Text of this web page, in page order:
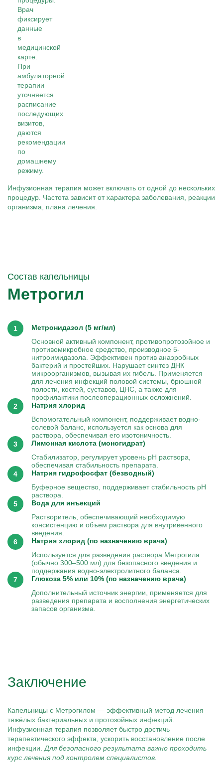
Врач
фиксирует
данные
в
медицинской
карте.
При
амбулаторной
терапии
уточняется
расписание
последующих
визитов,
даются
рекомендации
по
домашнему
режиму.
Инфузионная терапия может включать от одной до нескольких
процедур. Частота зависит от характера заболевания, реакции
организма, плана лечения.
Состав капельницы
Метрогил
Метронидазол (5 мг/мл)
Основной активный компонент, противопротозойное и
противомикробное средство, производное 5-
нитроимидазола. Эффективен против анаэробных
бактерий и простейших. Нарушает синтез ДНК
микроорганизмов, вызывая их гибель. Применяется
для лечения инфекций половой системы, брюшной
полости, костей, суставов, ЦНС, а также для
профилактики послеоперационных осложнений.
Натрия хлорид
Вспомогательный компонент, поддерживает водно-
солевой баланс, используется как основа для
раствора, обеспечивая его изотоничность.
Лимонная кислота (моногидрат)
Стабилизатор, регулирует уровень pH раствора,
обеспечивая стабильность препарата.
Натрия гидрофосфат (безводный)
Буферное вещество, поддерживает стабильность pH
раствора.
Вода для инъекций
Растворитель, обеспечивающий необходимую
консистенцию и объем раствора для внутривенного
введения.
Натрия хлорид (по назначению врача)
Используется для разведения раствора Метрогила
(обычно 300–500 мл) для безопасного введения и
поддержания водно-электролитного баланса.
Глюкоза 5% или 10% (по назначению врача)
Дополнительный источник энергии, применяется для
разведения препарата и восполнения энергетических
запасов организма.
Заключение
Капельницы с Метрогилом — эффективный метод лечения
тяжёлых бактериальных и протозойных инфекций.
Инфузионная терапия позволяет быстро достичь
терапевтического эффекта, ускорить восстановление после
инфекции. Для безопасного результата важно проходить
курс лечения под контролем специалистов.